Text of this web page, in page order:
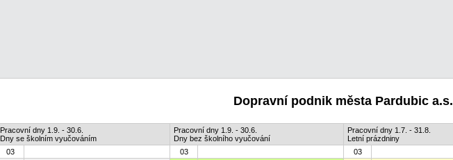
Dopravní podnik města Pardubic a.s.
Pracovní dny 1.9. - 30.6.
Dny se školním vyučováním
Pracovní dny 1.9. - 30.6.
Dny bez školního vyučování
Pracovní dny 1.7. - 31.8.
Letní prázdniny
03 03 03